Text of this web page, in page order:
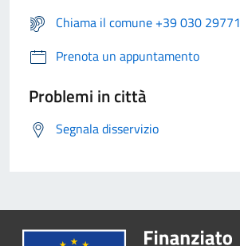
Chiama il comune +39 030 29771
Prenota un appuntamento
Problemi in città
Segnala disservizio